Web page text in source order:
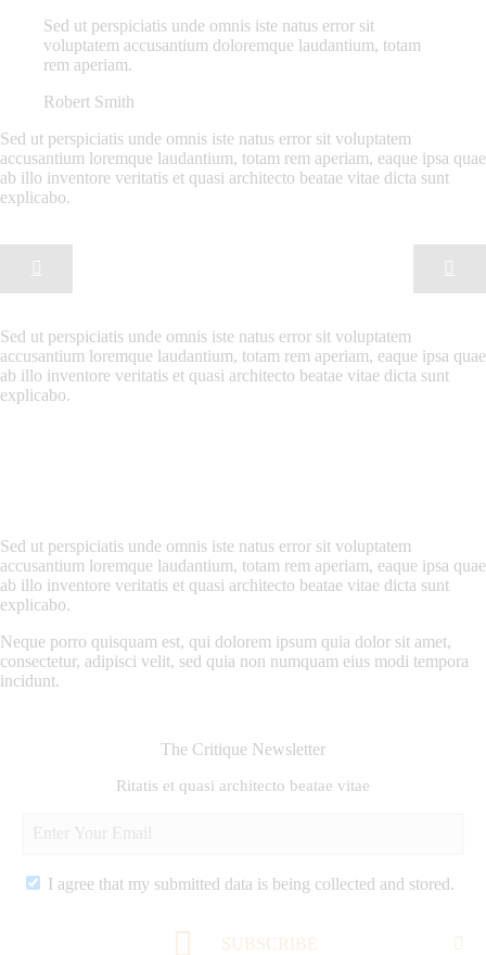
Sed ut perspiciatis unde omnis iste natus error sit
voluptatem accusantium doloremque laudantium, totam
rem aperiam.
Robert Smith
Sed ut perspiciatis unde omnis iste natus error sit voluptatem
accusantium loremque laudantium, totam rem aperiam, eaque ipsa quae
ab illo inventore veritatis et quasi architecto beatae vitae dicta sunt
explicabo.
Sed ut perspiciatis unde omnis iste natus error sit voluptatem
accusantium loremque laudantium, totam rem aperiam, eaque ipsa quae
ab illo inventore veritatis et quasi architecto beatae vitae dicta sunt
explicabo.
Sed ut perspiciatis unde omnis iste natus error sit voluptatem
accusantium loremque laudantium, totam rem aperiam, eaque ipsa quae
ab illo inventore veritatis et quasi architecto beatae vitae dicta sunt
explicabo.
Neque porro quisquam est, qui dolorem ipsum quia dolor sit amet,
consectetur, adipisci velit, sed quia non numquam eius modi tempora
incidunt.
The Critique Newsletter
Ritatis et quasi architecto beatae vitae
I agree that my submitted data is being collected and stored.
SUBSCRIBE